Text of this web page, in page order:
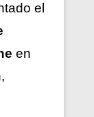
el
en